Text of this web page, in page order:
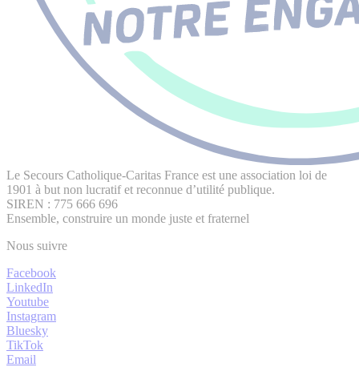
Le Secours Catholique-Caritas France est une association loi de
1901 à but non lucratif et reconnue d’utilité publique.
SIREN : 775 666 696
Ensemble, construire un monde juste et fraternel
Nous suivre
Facebook
LinkedIn
Youtube
Instagram
Bluesky
TikTok
Email